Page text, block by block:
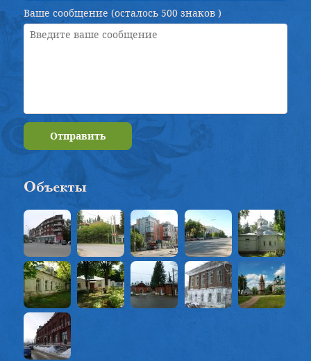
Ваше сообщение (осталось 500 знаков )
Отправить
Объекты